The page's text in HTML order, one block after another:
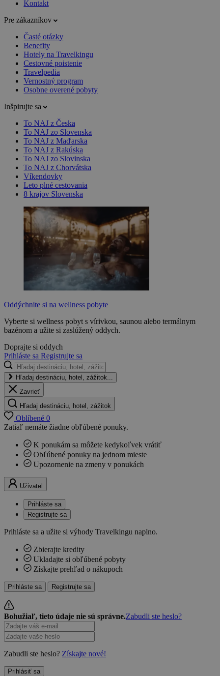
Kontakt
Pre zákazníkov
Časté otázky
Benefity
Hotely na Travelkingu
Cestovné poistenie
Travelpedia
Vernostný program
Osobne overené pobyty
Inšpirujte sa
To NAJ z Česka
To NAJ zo Slovenska
To NAJ z Maďarska
To NAJ z Rakúska
To NAJ zo Slovinska
To NAJ z Chorvátska
Víkendovky
Leto plné cestovania
8 krajov Slovenska
Oddýchnite si na wellness pobyte
Vyberte si wellness pobyt s vírivkou, saunou alebo termálnym
bazénom a užite si zaslúžený oddych.
Doprajte si oddych
Prihláste sa Registrujte sa
Hľadaj destináciu, hotel, zážitok...
Zavrieť
Hľadaj destináciu, hotel, zážitok
Oblíbené 0
Zatiaľ nemáte žiadne obľúbené ponuky.
K ponukám sa môžete kedykoľvek vrátiť
Obľúbené ponuky na jednom mieste
Upozornenie na zmeny v ponukách
Uživatel
Prihláste sa
Registrujte sa
Prihláste sa a užite si výhody Travelkingu naplno.
Zbierajte kredity
Ukladajte si obľúbené pobyty
Získajte prehľad o nákupoch
Prihláste sa Registrujte sa
Bohužiaľ, tieto údaje nie sú správne.Zabudli ste heslo?
Zabudli ste heslo? Získajte nové!
Prihlásiť sa